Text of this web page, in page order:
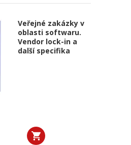
Veřejné zakázky v
oblasti softwaru.
Vendor lock-in a
další specifika